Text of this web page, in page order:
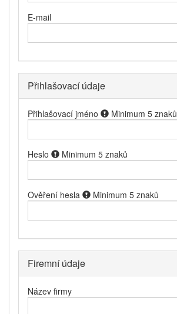
E-mail
Přihlašovací údaje
Přihlašovací jméno Minimum 5 znaků
Heslo Minimum 5 znaků
Ověření hesla Minimum 5 znaků
Firemní údaje
Název firmy